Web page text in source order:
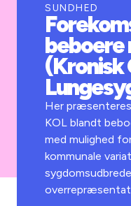
Kurser og arrangementer
Jobportalen
SUNDHED
beboere
Her
KOL blandt
med mulighed
kommunale